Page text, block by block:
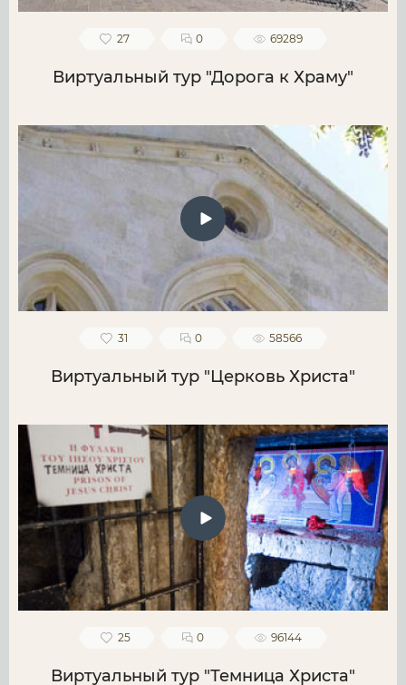
27 0 69289
Виртуальный тур "Дорога к Храму"
31 0 58566
Виртуальный тур "Церковь Христа"
25 0 96144
Виртуальный тур "Темница Христа"